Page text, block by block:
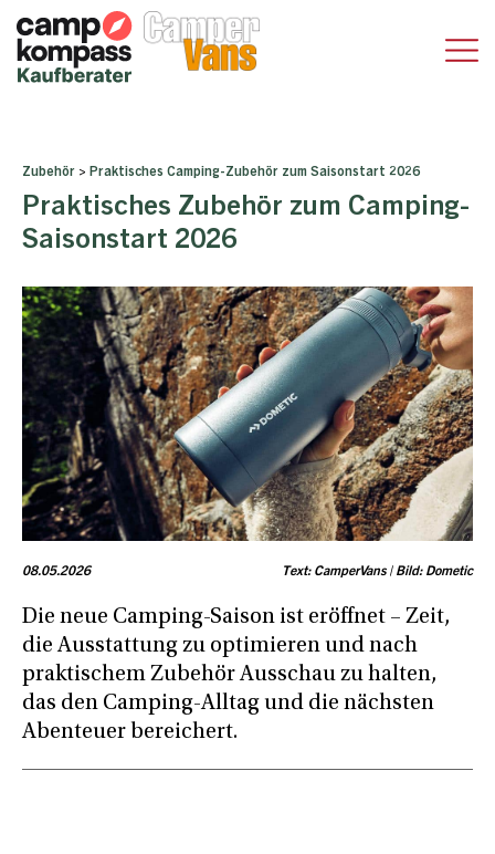
Zubehör > Praktisches Camping-Zubehör zum Saisonstart 2026
Praktisches Zubehör zum Camping-
Saisonstart 2026
08.05.2026 Text: CamperVans | Bild: Dometic
Die neue Camping-Saison ist eröffnet – Zeit,
die Ausstattung zu optimieren und nach
praktischem Zubehör Ausschau zu halten,
das den Camping-Alltag und die nächsten
Abenteuer bereichert.